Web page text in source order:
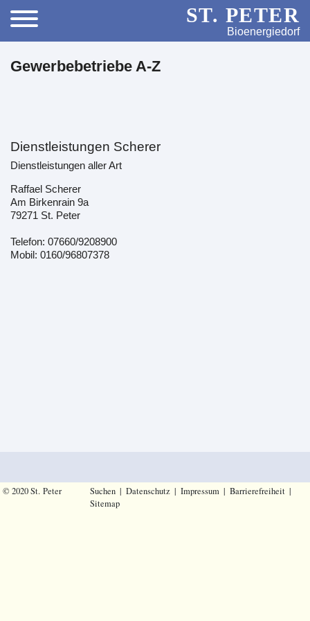
ST. PETER
Bioenergiedorf
Gewerbebetriebe A-Z
Dienstleistungen Scherer
Dienstleistungen aller Art
Raffael Scherer
Am Birkenrain 9a
79271 St. Peter
Telefon: 07660/9208900
Mobil: 0160/96807378
© 2020 St. Peter Suchen | Datenschutz | Impressum | Barrierefreiheit |
Sitemap